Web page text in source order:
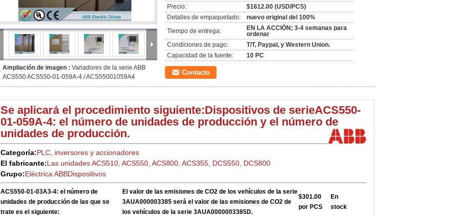
Ampliación de imagen : Variadores de la serie ABB
ACS550 ACS550-01-059A-4 / ACS55001059A4
Precio:
$1612.00 (USD/PCS)
Detalles de empaquetado:
nuevo original del 100%
Tiempo de entrega:
EN LA ACCIÓN; 3-4 semanas para
ordenar
Condiciones de pago:
T/T, Paypal, y Western Union.
Capacidad de la fuente:
10 PC
Contacto
Se aplicará el procedimiento siguiente:Dispositivos de serieACS550-
01-059A-4: el número de unidades de producción y el número de
unidades de producción.
Categoría:PLC, inversores y accionadores
El fabricante:Las unidades ACS510, ACS550, ACS800, ACS355, DCS550, DCS800
Grupo:Eléctrica ABBDispositivos
ACS550-01-03A3-4: el número de
unidades de producción de las que se
trate es el siguiente:
El valor de las emisiones de CO2 de los vehículos de la serie
3AUA000003385 será el valor de las emisiones de CO2 de
los vehículos de la serie 3AUA0000003385D.
$301.00
por PCS
En
stock